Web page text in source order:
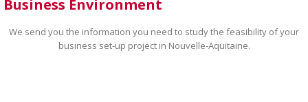
Business Environment
We send you the information you need to study the feasibility of your
business set-up project in Nouvelle-Aquitaine.